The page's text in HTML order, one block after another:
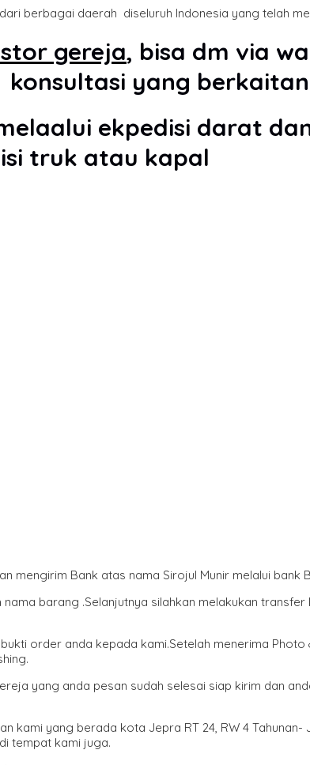
berbagai daerah diseluruh Indonesia yang telah
gereja, bisa dm via
yang
ekpedisi darat
truk atau kapal
Bank atas nama Sirojul Munir melalui bank
nama barang .Selanjutnya silahkan melakukan
order anda kepada kami.Setelah menerima
yang anda pesan sudah selesai siap kirim dan
kami yang berada kota Jepra RT 24, RW 4
tempat kami juga.